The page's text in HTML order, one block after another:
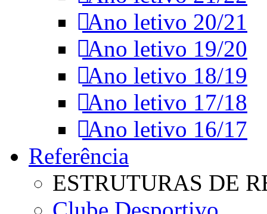
Ano letivo 20/21
Ano letivo 19/20
Ano letivo 18/19
Ano letivo 17/18
Ano letivo 16/17
Referência
ESTRUTURAS DE